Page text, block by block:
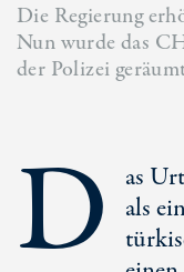
Die Regierung
Nun wurde das
der Polizei
D
as
als